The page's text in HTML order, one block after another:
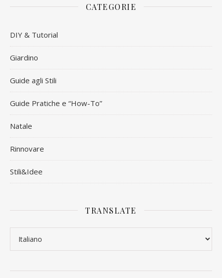
CATEGORIE
DIY & Tutorial
Giardino
Guide agli Stili
Guide Pratiche e “How-To”
Natale
Rinnovare
Stili&Idee
TRANSLATE